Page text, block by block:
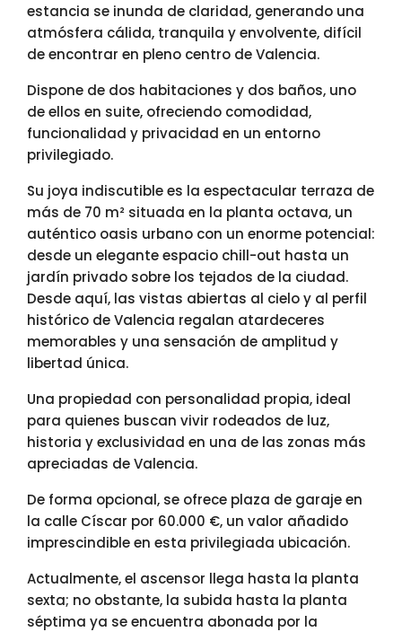
estancia se inunda de claridad, generando una
atmósfera cálida, tranquila y envolvente, difícil
de encontrar en pleno centro de Valencia.
Dispone de dos habitaciones y dos baños, uno
de ellos en suite, ofreciendo comodidad,
funcionalidad y privacidad en un entorno
privilegiado.
Su joya indiscutible es la espectacular terraza de
más de 70 m² situada en la planta octava, un
auténtico oasis urbano con un enorme potencial:
desde un elegante espacio chill-out hasta un
jardín privado sobre los tejados de la ciudad.
Desde aquí, las vistas abiertas al cielo y al perfil
histórico de Valencia regalan atardeceres
memorables y una sensación de amplitud y
libertad única.
Una propiedad con personalidad propia, ideal
para quienes buscan vivir rodeados de luz,
historia y exclusividad en una de las zonas más
apreciadas de Valencia.
De forma opcional, se ofrece plaza de garaje en
la calle Císcar por 60.000 €, un valor añadido
imprescindible en esta privilegiada ubicación.
Actualmente, el ascensor llega hasta la planta
sexta; no obstante, la subida hasta la planta
séptima ya se encuentra abonada por la